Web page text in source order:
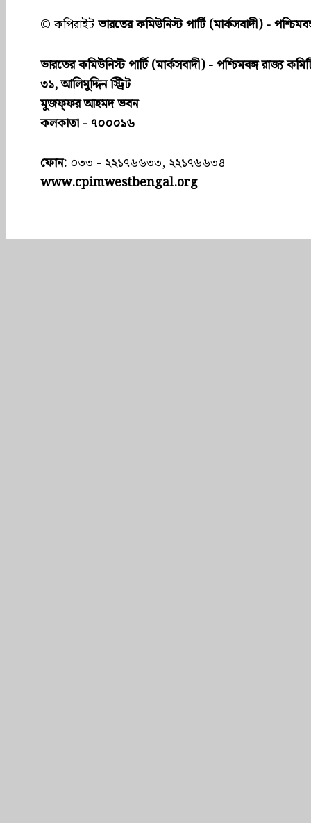
© কপিরাইটভারতের কমিউনিস্ট পার্টি (মার্কসবাদী) -
ভারতের কমিউনিস্ট পার্টি (মার্কসবাদী) - পশ্চিমবঙ্গ রাজ্য
৩১, আলিমুদ্দিন স্ট্রিট
মুজফ্ফ‌র আহমদ ভবন
কলকাতা - ৭০০০১৬
ফোন: ০৩৩ - ২২১৭৬৬৩৩, ২২১৭৬৬৩৪
www.cpimwestbengal.org